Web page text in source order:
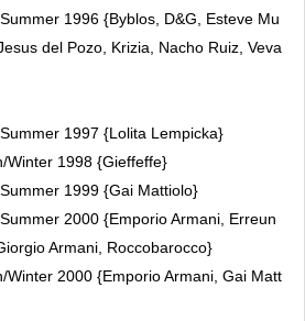
1996 {Byblos, D&G, Esteve Mu
del Pozo, Krizia, Nacho Ruiz, Veva
1997 {Lolita Lempicka}
Winter 1998 {Gieffeffe}
1999 {Gai Mattiolo}
2000 {Emporio Armani, Erreun
Armani, Roccobarocco}
Winter 2000 {Emporio Armani, Gai Matt